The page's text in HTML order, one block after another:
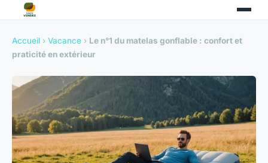
Accueil › Vacance › Le n°1 du matelas gonflable : confort et
praticité en extérieur